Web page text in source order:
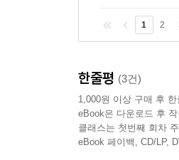
1 2
한줄평 (3건)
1,000원 이상 구매 후 한
eBook은 다운로드 후
클래스는 첫번째 회차
eBook 페이백, CD/LP,